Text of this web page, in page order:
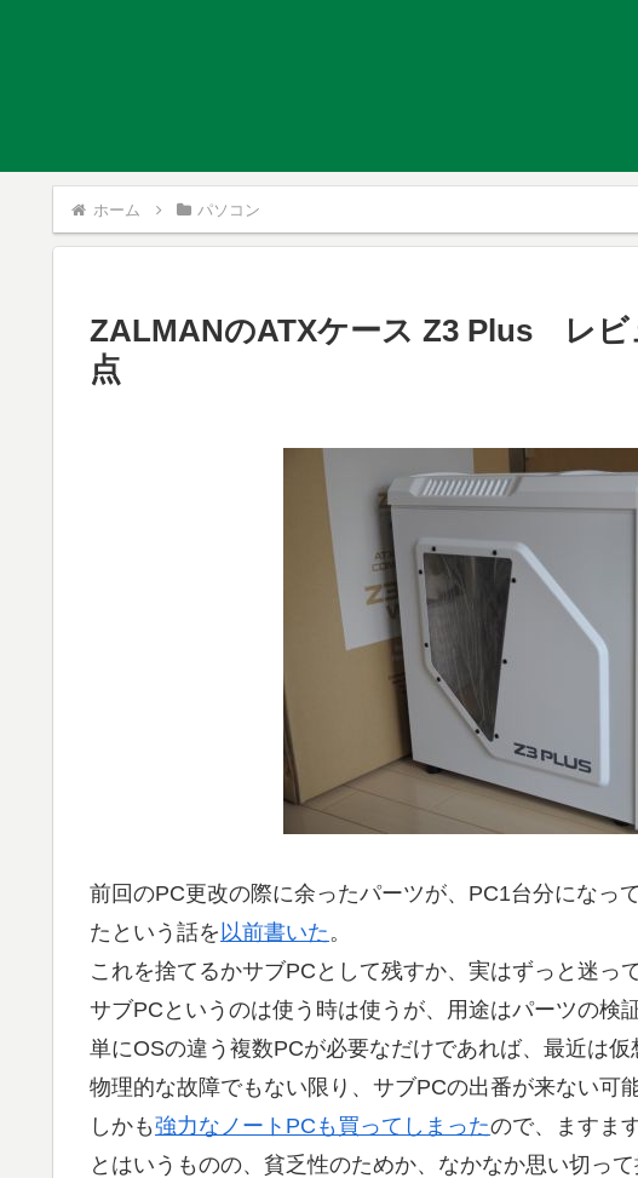
ホーム パソコン
ZALMANのATXケース Z3 Plus レビ
点
前回のPC更改の際に余ったパーツが、PC1台分になっ
たという話を 以前書いた 。
これを捨てるかサブPCとして残すか、実はずっと迷って
サブPCというのは使う時は使うが、用途はパーツの検
単にOSの違う複数PCが必要なだけであれば、最近は仮
物理的な故障でもない限り、サブPCの出番が来ない可
しかも強力なノートPCも買ってしまったので、ますま
とはいうものの、貧乏性のためか、なかなか思い切っ